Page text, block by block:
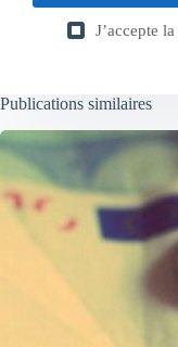
J’accepte la
Publications similaires